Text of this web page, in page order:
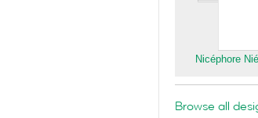
Nicéphore
Browse all